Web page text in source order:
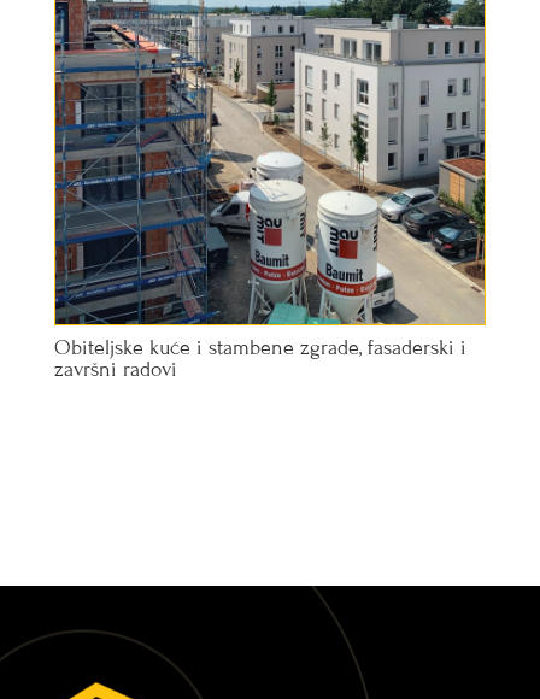
Obiteljske kuće i stambene zgrade, fasaderski i
završni radovi